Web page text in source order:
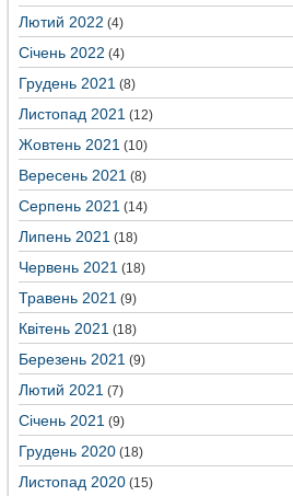
Лютий 2022 (4)
Січень 2022 (4)
Грудень 2021 (8)
Листопад 2021 (12)
Жовтень 2021 (10)
Вересень 2021 (8)
Серпень 2021 (14)
Липень 2021 (18)
Червень 2021 (18)
Травень 2021 (9)
Квітень 2021 (18)
Березень 2021 (9)
Лютий 2021 (7)
Січень 2021 (9)
Грудень 2020 (18)
Листопад 2020 (15)